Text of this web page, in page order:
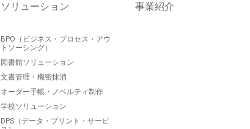
ソリューション
BPO（ビジネス・プロセス・アウ
トソーシング）
図書館ソリューション
文書管理・機密抹消
オーダー手帳・ノベルティ制作
学校ソリューション
DPS（データ・プリント・サービ
事業紹介